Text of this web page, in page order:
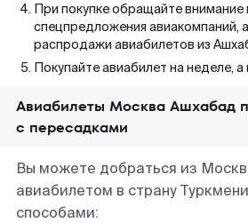
При покупке обращайте внимание
спецпредложения авиакомпаний,
распродажи авиабилетов из
Покупайте авиабилет на неделе,
Авиабилеты Москва Ашхабад
с пересадками
Вы можете добраться из
авиабилетом в страну
способами: